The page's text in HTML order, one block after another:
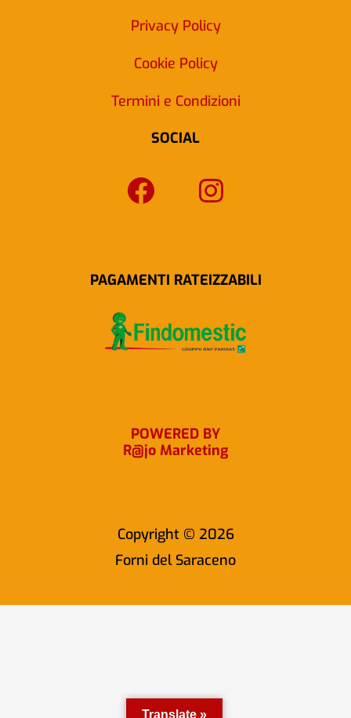
Privacy Policy
Cookie Policy
Termini e Condizioni
SOCIAL
F
a
b
o
I
n
a
r
PAGAMENTI RATEIZZABILI
POWERED BY
R@jo Marketing
Copyright © 2026
Forni del Saraceno
Translate »